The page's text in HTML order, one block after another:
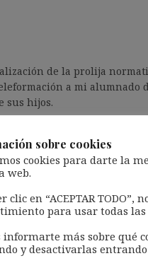
de la prolija
a mi alumnado
sus hijos.
caso estoy totalmente de
sobre cookies
cookies para darte la
web.
clic en “ACEPTAR TODO”,
para usar todas las
informarte más sobre qué
y desactivarlas